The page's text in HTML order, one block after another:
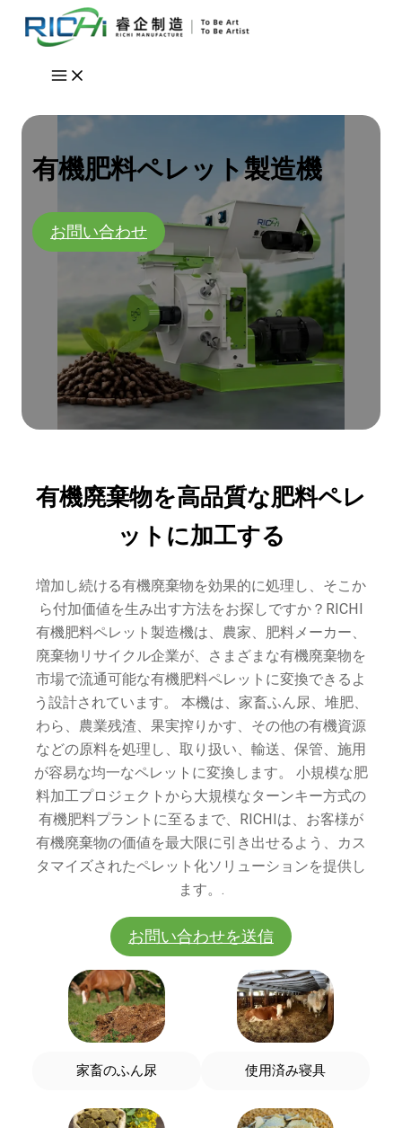
有機肥料ペレット製造機
お問い合わせ
有機廃棄物を高品質な肥料ペレ
ットに加工する
増加し続ける有機廃棄物を効果的に処理し、そこか
ら付加価値を生み出す方法をお探しですか？RICHI
有機肥料ペレット製造機は、農家、肥料メーカー、
廃棄物リサイクル企業が、さまざまな有機廃棄物を
市場で流通可能な有機肥料ペレットに変換できるよ
う設計されています。 本機は、家畜ふん尿、堆肥、
わら、農業残渣、果実搾りかす、その他の有機資源
などの原料を処理し、取り扱い、輸送、保管、施用
が容易な均一なペレットに変換します。 小規模な肥
料加工プロジェクトから大規模なターンキー方式の
有機肥料プラントに至るまで、RICHIは、お客様が
有機廃棄物の価値を最大限に引き出せるよう、カス
タマイズされたペレット化ソリューションを提供し
ます。.
お問い合わせを送信
家畜のふん尿 使用済み寝具